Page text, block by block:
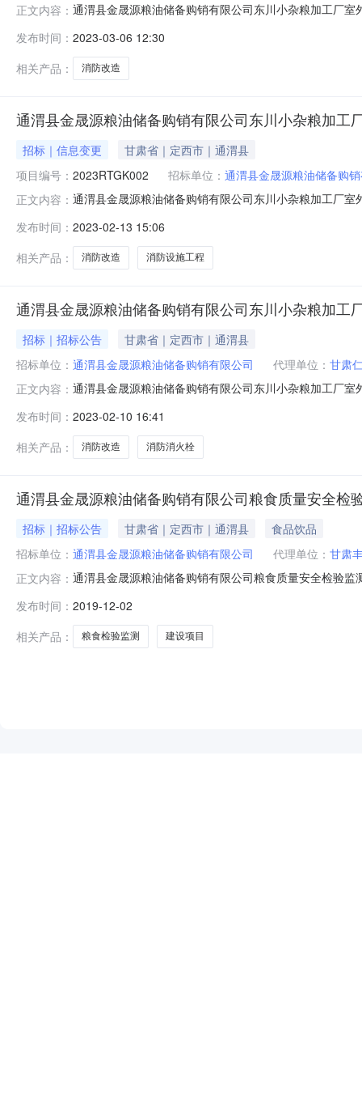
正文内容： 通渭县金晟源粮油储备购销有限公司东川小杂粮加工厂
间：2023年03月07日10时00分，地点为甘肃仁通招标
文件递交的截止
发布时间： 2023-03-06 12:30
相关产品：
消防改造
通渭县金晟源粮油储备购销有限公司东川小杂粮加工
招标｜信息变更
甘肃省｜定西市｜通渭县
项目编号： 2023RTGK002 招标单位： 通渭县金晟源粮油储备购
正文内容： 通渭县金晟源粮油储备购销有限公司东川小杂粮加工厂
期：工期计划于2023年3月开工，2023年8月底竣工，工
上资质，且具
发布时间： 2023-02-13 15:06
相关产品：
消防改造 消防设施工程
通渭县金晟源粮油储备购销有限公司东川小杂粮加工
招标｜招标公告
甘肃省｜定西市｜通渭县
招标单位： 通渭县金晟源粮油储备购销有限公司 代理单位： 甘肃
正文内容： 通渭县金晟源粮油储备购销有限公司东川小杂粮加工厂
有限公司，项目已具备招标条件，现对该项目的工程施
米，地下建筑面积315平方米，新
发布时间： 2023-02-10 16:41
相关产品：
消防改造 消防消火栓
通渭县金晟源粮油储备购销有限公司粮食质量安全检
招标｜招标公告 甘肃省｜定西市｜通渭县
食品饮品
招标单位： 通渭县金晟源粮油储备购销有限公司 代理单位： 甘肃
正文内容： 通渭县金晟源粮油储备购销有限公司粮食质量安全检验
储备购销有限公司粮食质量安全检验监测建设项目已由
120万元，地方财政配套80万元，企业自
发布时间： 2019-12-02
相关产品：
粮食检验监测 建设项目